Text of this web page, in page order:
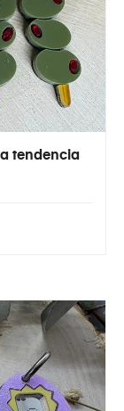
tendencia